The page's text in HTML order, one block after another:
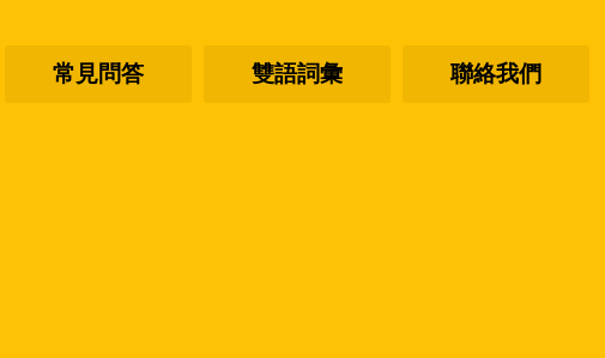
常見問答 雙語詞彙 聯絡我們